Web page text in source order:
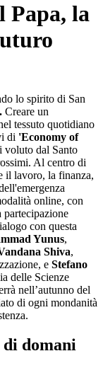
Papa, la
lo spirito di San
. Creare un
tessuto quotidiano
di 'Economy of
voluto dal Santo
Al centro di
il lavoro, la finanza,
online, con
partecipazione
con questa
Yunus,
Shiva,
e Stefano
delle Scienze
nell’autunno del
di ogni mondanità
di domani